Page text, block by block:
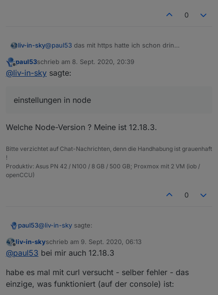
0
liv-in-sky@paul53 das mit https hatte ich schon drin
agent wird erkannt - aber fehler ist immer noch
habe einiges probiert auch mal mit axios
Spoiler
in einigen forum redet man von system einstellungen
Offline
paul53schrieb am 8. Sept. 2020, 20:39
zuletzt editiert von
@liv-in-sky sagte:
einstellungen in node
Welche Node-Version ? Meine ist 12.18.3.
Bitte verzichtet auf Chat-Nachrichten, denn die Handhabung ist grauenhaft
!
Produktiv: Asus PN 42 / N100 / 8 GB / 500 GB; Proxmox mit 2 VM (iob /
openCCU)
0
paul53@liv-in-sky sagte:
einstellungen in node
Welche Node-Version ? Meine ist 12.18.3.
Offline
liv-in-skyschrieb am 9. Sept. 2020, 06:13
zuletzt editiert von
@paul53 bei mir auch 12.18.3
habe es mal mit curl versucht - selber fehler - das
einzige, was funktioniert (auf der console) ist: